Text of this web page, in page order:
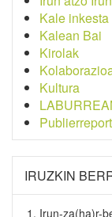
Kale inkesta
Kalean Bai
Kirolak
Kultura
IRUZKIN
Irun-za(ha)r-